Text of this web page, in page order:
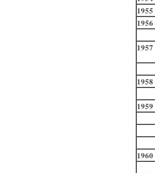
1955
1956
1957
1958
1959
1960